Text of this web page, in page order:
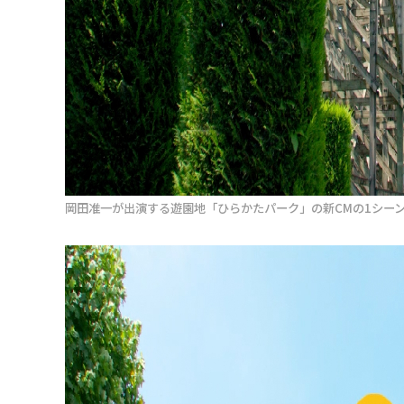
岡田准一が出演する遊園地「ひらかたパーク」の新CMの1シー